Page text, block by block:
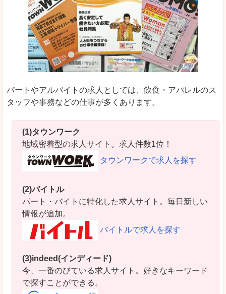
パートやアルバイトの求人としては、飲食・アパレルのス
タッフや事務などの仕事が多くあります。
(1)タウンワーク
地域密着型の求人サイト。求人件数1位！
タウンワークで求人を探す
(2)バイトル
パート・バイトに特化した求人サイト。毎日新しい
情報が追加。
バイトルで求人を探す
(3)indeed(インディード)
今、一番のびている求人サイト。好きなキーワード
で探すことができる。